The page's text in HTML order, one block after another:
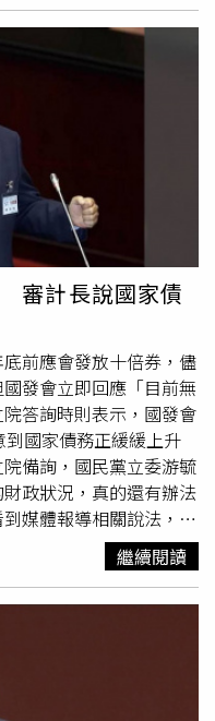
防處，熟稔保密防諜等
任、北市處副處長、保
長，前後只花了大約3
家安全維護處處處長張
調查處處長黃建華接
、李文義，分別升任國
。另外，公共事務室主
審計長說國家債
前應會發放十倍券，儘
發會立即回應「目前無
答詢時則表示，國發會
國家債務正緩緩上升
備詢，國民黨立委游毓
政狀況，真的還有辦法
媒體報導相關說法，不
家債務務有緩緩上升，
音，游毓蘭事後轉述，
緩緩上漲，應予控管。
「目前沒有這個規
只回應外界對於此類議
以注意。
繼續閱讀